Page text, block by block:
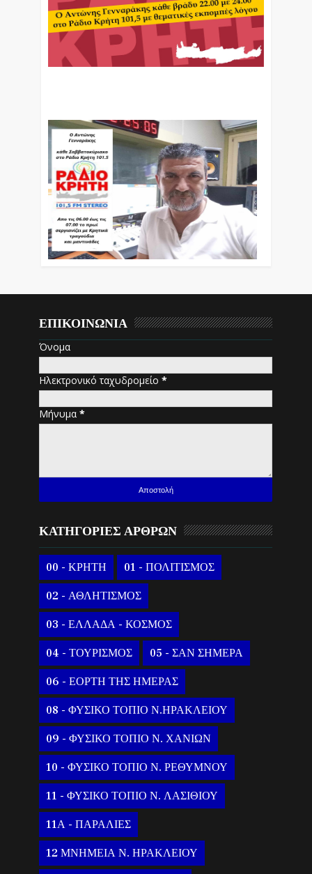
ΕΠΙΚΟΙΝΩΝΙΑ
Όνομα
Ηλεκτρονικό ταχυδρομείο*
Μήνυμα*
ΚΑΤΗΓΟΡΙΕΣ ΑΡΘΡΩΝ
00 - ΚΡΗΤΗ 01 - ΠΟΛΙΤΙΣΜΟΣ
02 - ΑΘΛΗΤΙΣΜΟΣ
03 - ΕΛΛΑΔΑ - ΚΟΣΜΟΣ
04 - ΤΟΥΡΙΣΜΟΣ 05 - ΣΑΝ ΣΗΜΕΡΑ
06 - ΕΟΡΤΗ ΤΗΣ ΗΜΕΡΑΣ
08 - ΦΥΣΙΚΟ ΤΟΠΙΟ Ν.ΗΡΑΚΛΕΙΟΥ
09 - ΦΥΣΙΚΟ ΤΟΠΙΟ Ν. ΧΑΝΙΩΝ
10 - ΦΥΣΙΚΟ ΤΟΠΙΟ Ν. ΡΕΘΥΜΝΟΥ
11 - ΦΥΣΙΚΟ ΤΟΠΙΟ Ν. ΛΑΣΙΘΙΟΥ
11Α - ΠΑΡΑΛΙΕΣ
12 ΜΝΗΜΕΙΑ Ν. ΗΡΑΚΛΕΙΟΥ